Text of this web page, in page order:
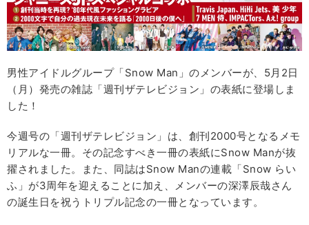
男性アイドルグループ「Snow Man」のメンバーが、5月2日
（月）発売の雑誌「週刊ザテレビジョン」の表紙に登場しま
した！
今週号の「週刊ザテレビジョン」は、創刊2000号となるメモ
リアルな一冊。その記念すべき一冊の表紙にSnow Manが抜
擢されました。また、同誌はSnow Manの連載「Snow らい
ふ」が3周年を迎えることに加え、メンバーの深澤辰哉さん
の誕生日を祝うトリプル記念の一冊となっています。